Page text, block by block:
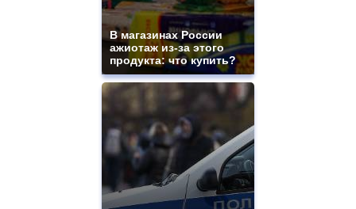
В магазинах России
ажиотаж из-за этого
продукта: что купить?